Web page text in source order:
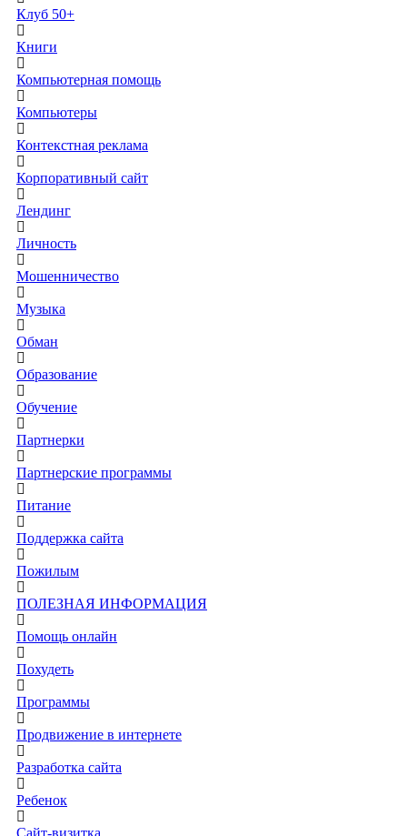
Клуб 50+
Книги
Компьютерная помощь
Компьютеры
Контекстная реклама
Корпоративный сайт
Лендинг
Личность
Мошенничество
Музыка
Обман
Образование
Обучение
Партнерки
Партнерские программы
Питание
Поддержка сайта
Пожилым
ПОЛЕЗНАЯ ИНФОРМАЦИЯ
Помощь онлайн
Похудеть
Программы
Продвижение в интернете
Разработка сайта
Ребенок